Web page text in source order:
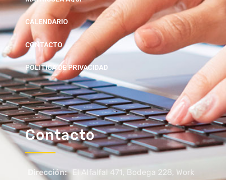
CALENDARIO
CONTACTO
POLITICA DE PRIVACIDAD
Contacto
Dirección:
El Alfalfal 471, Bodega 228, Work